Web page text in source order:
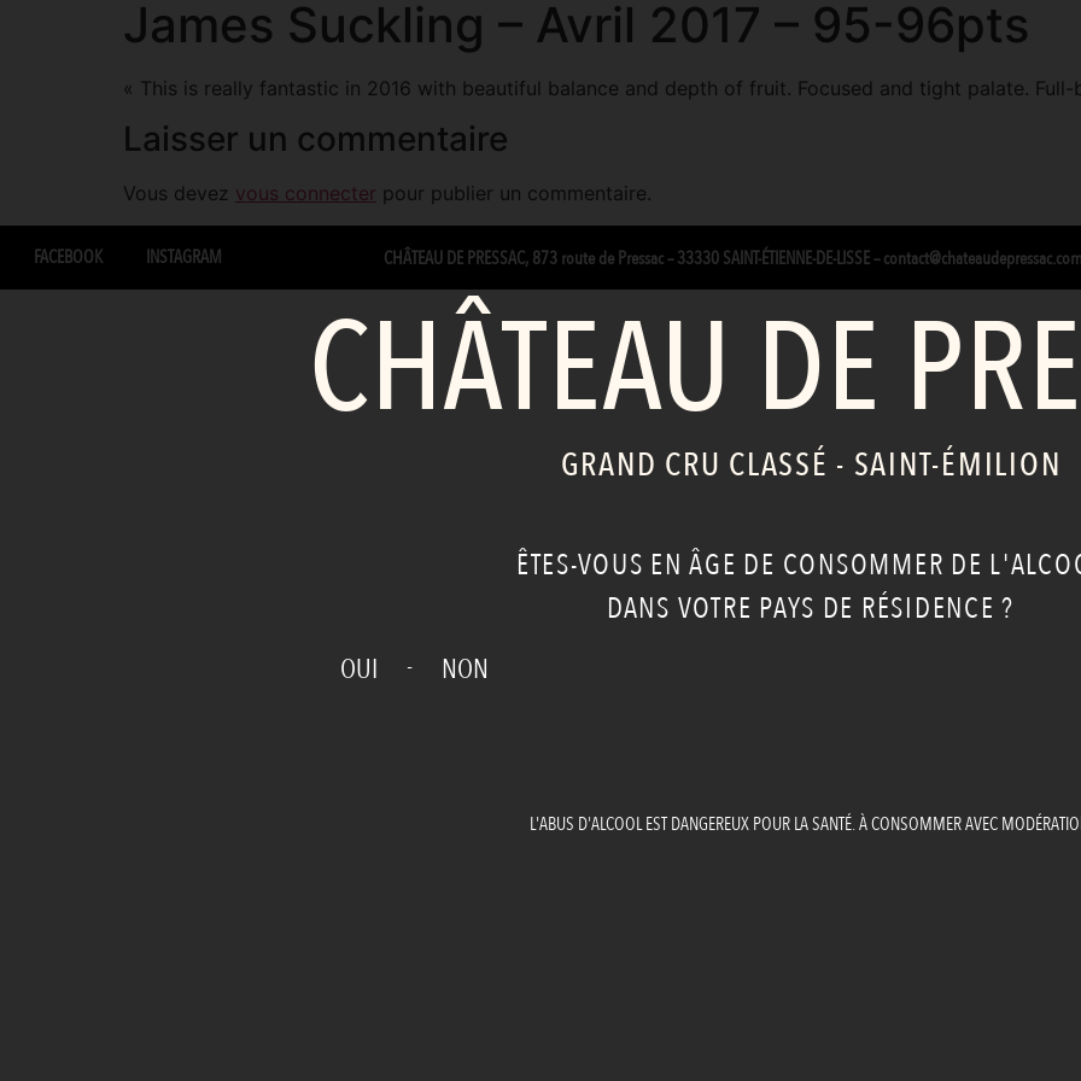
James Suckling – Avril 2017 – 95-96pts
« This is really fantastic in 2016 with beautiful balance and depth of fruit. Focused and tight palate.
Laisser un commentaire
Vous devez vous connecter pour publier un commentaire.
FACEBOOK INSTAGRAM CHÂTEAU DE PRESSAC, 873 route de Pressac – 33330 SAINT-ÉTIENNE-DE-LISSE–contact@chateaudepressac.com
CHÂTEAU DE
GRAND CRU CLASSÉ - SAINT-ÉMILION
ÊTES-VOUS EN ÂGE DE CONSOMMER DE
DANS VOTRE PAYS DE RÉSIDENCE ?
OUI - NON
L'ABUS D'ALCOOL EST DANGEREUX POUR LA SANTÉ. À CONSOMMER AVEC